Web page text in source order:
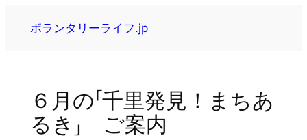
ボランタリーライフ.jp
６月の「千里発見！まちあ
るき」 ご案内